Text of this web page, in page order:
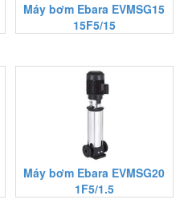
Máy bơm Ebara EVMSG15
15F5/15
Máy bơm Ebara EVMSG20
1F5/1.5